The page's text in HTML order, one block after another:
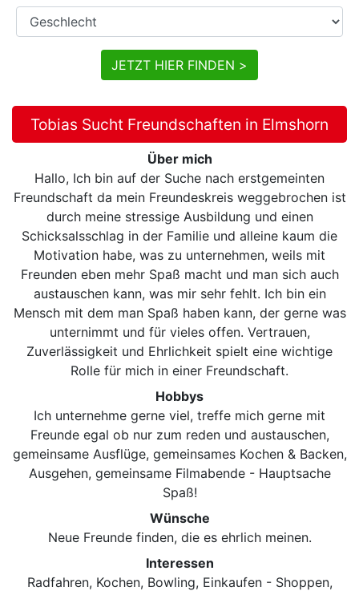
Geschlecht
JETZT HIER FINDEN >
Tobias Sucht Freundschaften in Elmshorn
Über mich
Hallo, Ich bin auf der Suche nach erstgemeinten
Freundschaft da mein Freundeskreis weggebrochen ist
durch meine stressige Ausbildung und einen
Schicksalsschlag in der Familie und alleine kaum die
Motivation habe, was zu unternehmen, weils mit
Freunden eben mehr Spaß macht und man sich auch
austauschen kann, was mir sehr fehlt. Ich bin ein
Mensch mit dem man Spaß haben kann, der gerne was
unternimmt und für vieles offen. Vertrauen,
Zuverlässigkeit und Ehrlichkeit spielt eine wichtige
Rolle für mich in einer Freundschaft.
Hobbys
Ich unternehme gerne viel, treffe mich gerne mit
Freunde egal ob nur zum reden und austauschen,
gemeinsame Ausflüge, gemeinsames Kochen & Backen,
Ausgehen, gemeinsame Filmabende - Hauptsache
Spaß!
Wünsche
Neue Freunde finden, die es ehrlich meinen.
Interessen
Radfahren, Kochen, Bowling, Einkaufen - Shoppen,